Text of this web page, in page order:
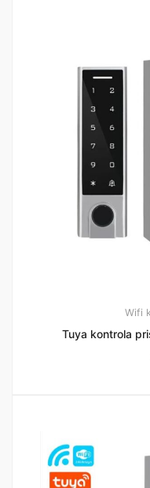
Wifi
Tuya kontrola